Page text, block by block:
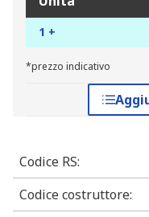
1 +
*prezzo indicativo
Codice RS:
Codice costruttore: